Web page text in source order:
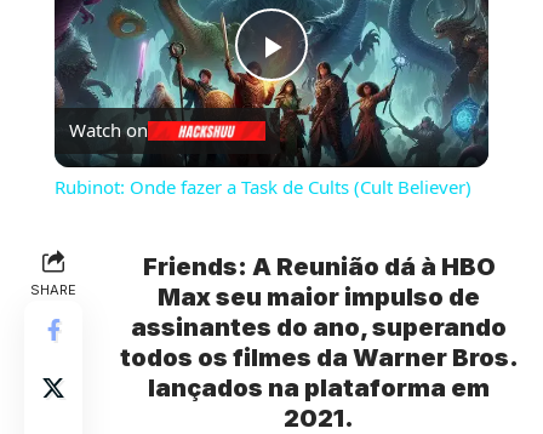
Play
Video
Watch on
Rubinot: Onde fazer a Task de Cults (Cult Believer)
SHARE
Friends: A Reunião dá à HBO
Max seu maior impulso de
assinantes do ano, superando
todos os filmes da Warner Bros.
lançados na plataforma em
2021.